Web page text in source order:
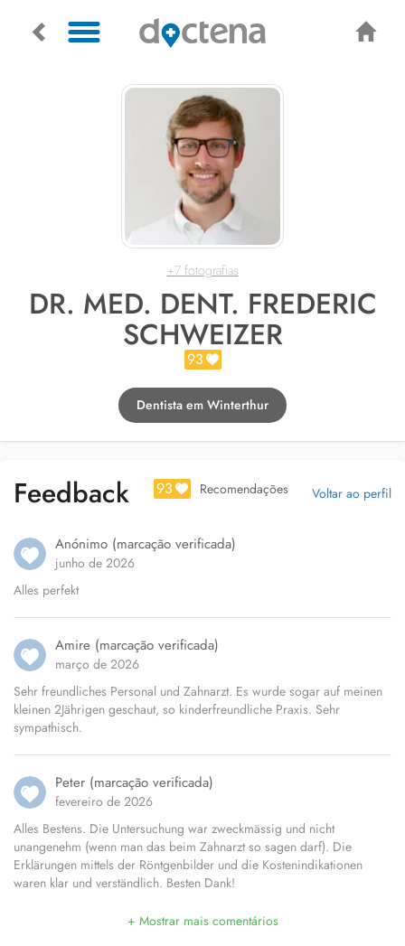
+7 fotografias
DR. MED. DENT. FREDERIC
SCHWEIZER
93
Dentista em Winterthur
Feedback 93 Recomendações Voltar ao perfil
Anónimo (marcação verificada)
junho de 2026
Alles perfekt
Amire (marcação verificada)
março de 2026
Sehr freundliches Personal und Zahnarzt. Es wurde sogar auf meinen
kleinen 2Jährigen geschaut, so kinderfreundliche Praxis. Sehr
sympathisch.
Peter (marcação verificada)
fevereiro de 2026
Alles Bestens. Die Untersuchung war zweckmässig und nicht
unangenehm (wenn man das beim Zahnarzt so sagen darf). Die
Erklärungen mittels der Röntgenbilder und die Kostenindikationen
waren klar und verständlich. Besten Dank!
+ Mostrar mais comentários